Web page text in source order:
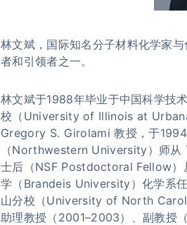
林文斌，国际知名分子材料化学家
者和引领者之一。
林文斌于1988年毕业于中国科学技
校（University of Illinois at
Gregory S. Girolami 教授，于
（Northwestern University）师从
士后（NSF Postdoctoral Fellow）
学（Brandeis University）化学系
山分校（University of North
助理教授（2001–2003）、副教授